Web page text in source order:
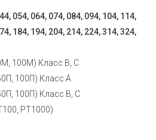
054, 064, 074, 084, 094, 104, 114,
184, 194, 204, 214, 224, 314, 324,
100М) Класс В, С
100П) Класс А
100П) Класс В, С
PT1000)